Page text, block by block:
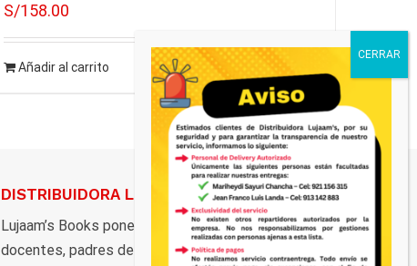
S/158.00
Añadir al carrito Detalles
DISTRIBUIDORA LUJAAM’S
Lujaam’s Books pone al servicio de estudiantes,
docentes, padres de familia, y al público en general,